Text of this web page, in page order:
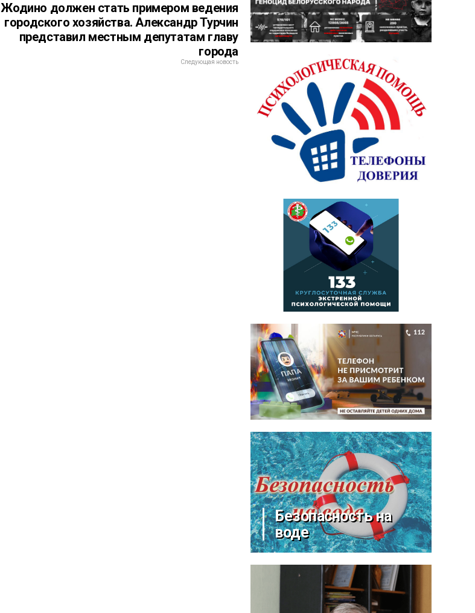
Жодино должен стать примером ведения
городского хозяйства. Александр Турчин
представил местным депутатам главу
города
Следующая новость
Безопасность на
воде